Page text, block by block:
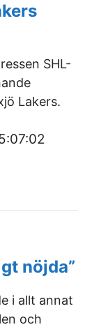
SHL-
Lakers.
nöjda”
i allt annat
och